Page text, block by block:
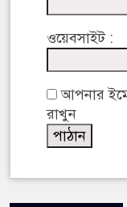
ওয়েবসাইট :
আপনার
রাখুন